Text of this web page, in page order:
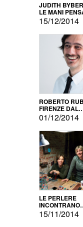
JUDITH
LE MANI
15/12/2014
ROBERTO
FIRENZE DAL
PRODOTTO
PROMOZIONE
01/12/2014
LE PERLERE
INCONTRANO
15/11/2014